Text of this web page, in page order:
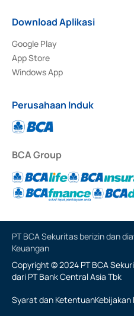
Download Aplikasi
Google Play
App Store
Windows App
Perusahaan Induk
BCA Group
PT BCA Sekuritas berizin dan
Keuangan
Copyright © 2024 PT BCA
dari PT Bank Central Asia Tbk
Syarat dan KetentuanKebijakan